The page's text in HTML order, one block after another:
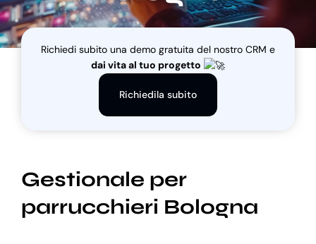
Blog
Richiedi subito una demo gratuita del nostro CRM e
dai vita al tuo progetto
Richiedila subito
Gestionale per
parrucchieri Bologna